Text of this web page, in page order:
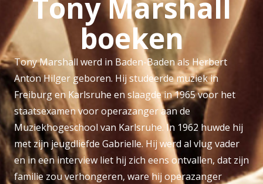
Tony Marshall
boeken
Tony Marshall werd in Baden-Baden als Herbert
Anton Hilger geboren. Hij studeerde muziek in
Freiburg en Karlsruhe en slaagde in 1965 voor het
staatsexamen voor operazanger aan de
Muziekhogeschool van Karlsruhe. In 1962 huwde hij
met zijn jeugdliefde Gabrielle. Hij werd al vlug vader
en in een interview liet hij zich eens ontvallen, dat zijn
familie zou verhongeren, ware hij operazanger